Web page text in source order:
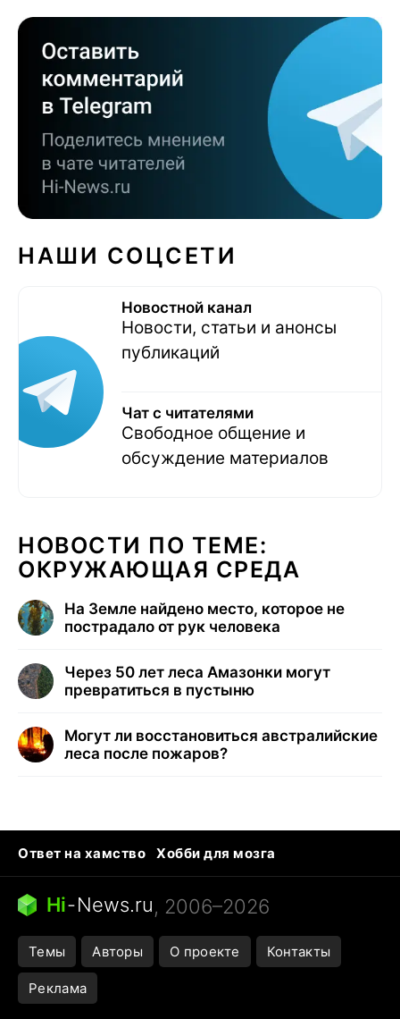
НАШИ СОЦСЕТИ
Новостной канал
Новости, статьи и анонсы
публикаций
Чат с читателями
Свободное общение и
обсуждение материалов
НОВОСТИ ПО ТЕМЕ:
ОКРУЖАЮЩАЯ СРЕДА
На Земле найдено место, которое не
пострадало от рук человека
Через 50 лет леса Амазонки могут
превратиться в пустыню
Могут ли восстановиться австралийские
леса после пожаров?
Ответ на хамство
Хобби для мозга
Бензин 100 vs 95
Тунцы в океанариуме
Следующая пандемия
Hi-News.ru, 2006–2026
Темы Авторы О проекте Контакты
Реклама